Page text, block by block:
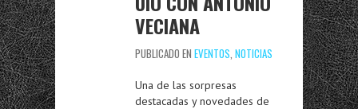
VECIANA
PUBLICADO EN EVENTOS, NOTICIAS
Una de las sorpresas
destacadas y novedades de